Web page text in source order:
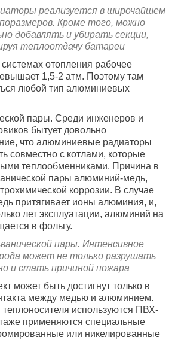
реализуется в широчайшем
Кроме того, можно
добавлять и убирать секции,
теплоотдачу батареи
отопления рабочее
1,5-2 атм. Поэтому там
любой тип алюминиевых
пары. Среди инженеров и
бытует довольно
что алюминиевые радиаторы
совместно с котлами, которые
теплообменниками. Причина в
пары алюминий-медь,
коррозии. В случае
притягивает ионы алюминия, и,
лет эксплуатации, алюминий на
в фольгу.
пары. Интенсивное
может не только разрушать
и стать причиной пожара
может быть достигнут только в
между медью и алюминием.
используются ПВХ-
применяются специальные
или никелированные